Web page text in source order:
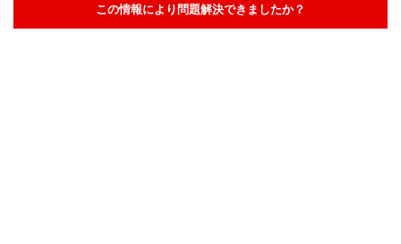
この情報により問題解決できましたか？